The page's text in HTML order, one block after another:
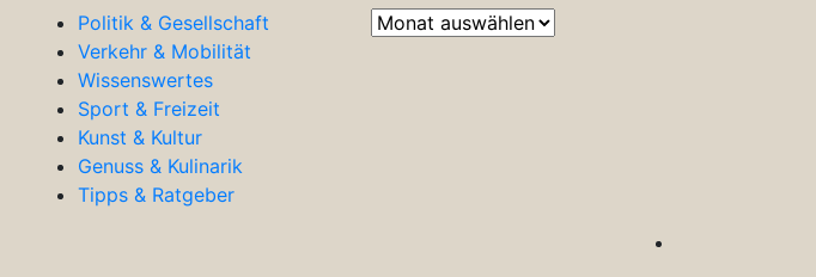
Politik & Gesellschaft
Verkehr & Mobilität
Wissenswertes
Sport & Freizeit
Kunst & Kultur
Genuss & Kulinarik
Tipps & Ratgeber
Frühere